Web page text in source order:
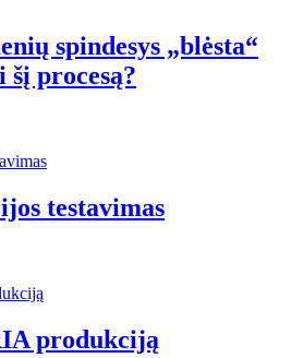
spindesys „blėsta“
procesą?
testavimas
produkciją